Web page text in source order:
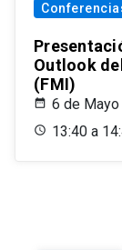
Outlook
(FMI)
6 de
13:40 a